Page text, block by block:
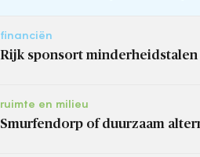
financiën
Rijk sponsort
ruimte en milieu
Smurfendorp of duurzaam